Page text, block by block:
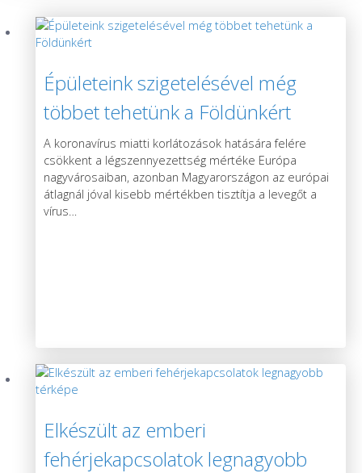
Épületeink szigetelésével még
többet tehetünk a Földünkért
A koronavírus miatti korlátozások hatására felére
csökkent a légszennyezettség mértéke Európa
nagyvárosaiban, azonban Magyarországon az európai
átlagnál jóval kisebb mértékben tisztítja a levegőt a
vírus
Elkészült az emberi
fehérjekapcsolatok legnagyobb